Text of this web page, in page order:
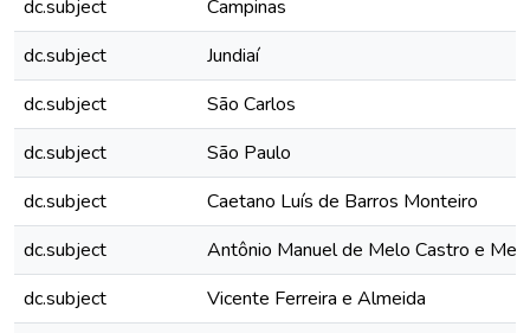
dc.subject
Campinas
dc.subject
Jundiaí
dc.subject
São Carlos
dc.subject
São Paulo
dc.subject
Caetano Luís de Barros Monteiro
dc.subject
Antônio Manuel de Melo Castro e
dc.subject
Vicente Ferreira e Almeida